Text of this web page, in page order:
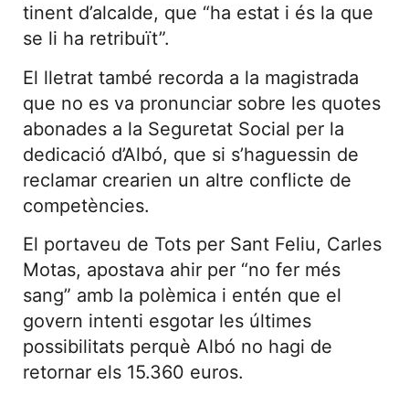
tinent d’alcalde, que “ha estat i és la que
se li ha retribuït”.
El lletrat també recorda a la magistrada
que no es va pronunciar sobre les quotes
abonades a la Seguretat Social per la
dedicació d’Albó, que si s’haguessin de
reclamar crearien un altre conflicte de
competències.
El portaveu de Tots per Sant Feliu, Carles
Motas, apostava ahir per “no fer més
sang” amb la polèmica i entén que el
govern intenti esgotar les últimes
possibilitats perquè Albó no hagi de
retornar els 15.360 euros.